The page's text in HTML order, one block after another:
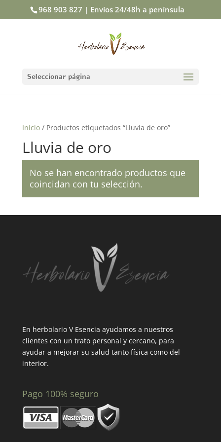
968 903 827 | Envíos 24/48h a península
Seleccionar página
Inicio/ Productos etiquetados “Lluvia de oro”
Lluvia de oro
No se han encontrado productos que
coincidan con tu selección.
En herbolario V Esencia ayudamos a nuestros
clientes con un trato personal y cercano, para
ayudar a mejorar su salud tanto física como del
interior.
Pago 100% seguro